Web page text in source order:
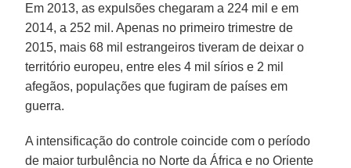
Em 2013, as expulsões chegaram a 224 mil e em
2014, a 252 mil. Apenas no primeiro trimestre de
2015, mais 68 mil estrangeiros tiveram de deixar o
território europeu, entre eles 4 mil sírios e 2 mil
afegãos, populações que fugiram de países em
guerra.
A intensificação do controle coincide com o período
de maior turbulência no Norte da África e no Oriente